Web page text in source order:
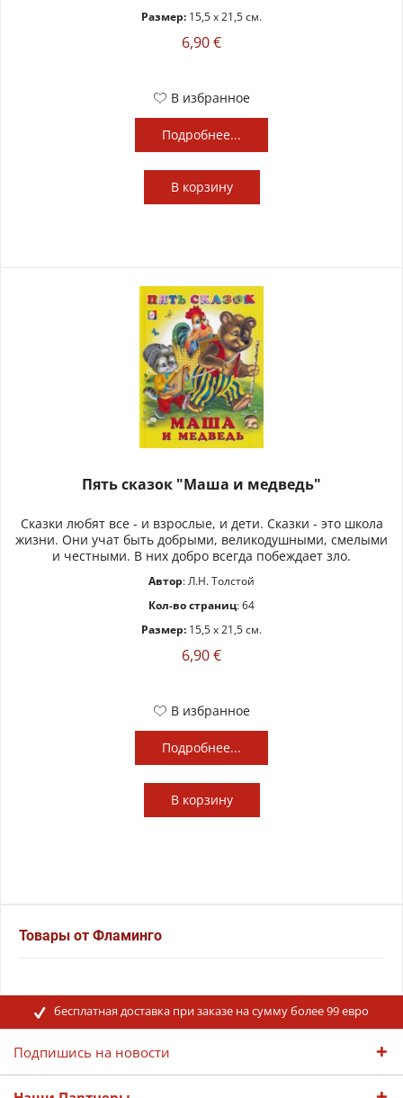
Размер: 15,5 x 21,5 см.
6,90 €
В избранное
Подробнее...
В корзину
Пять сказок "Маша и медведь"
Сказки любят все - и взрослые, и дети. Сказки - это школа
жизни. Они учат быть добрыми, великодушными, смелыми
и честными. В них добро всегда побеждает зло.
Автор: Л.Н. Толстой
Кол-во страниц: 64
Размер: 15,5 x 21,5 см.
6,90 €
В избранное
Подробнее...
В корзину
Товары от Фламинго
бесплатная доставка при заказе на сумму более 99 евро
Подпишись на новости